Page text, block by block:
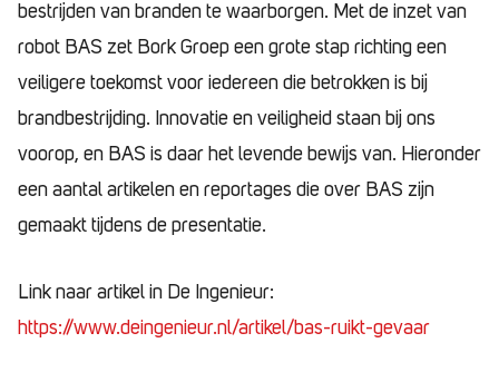
bestrijden van branden te waarborgen. Met de inzet van
robot BAS zet Bork Groep een grote stap richting een
veiligere toekomst voor iedereen die betrokken is bij
brandbestrijding. Innovatie en veiligheid staan bij ons
voorop, en BAS is daar het levende bewijs van. Hieronder
een aantal artikelen en reportages die over BAS zijn
gemaakt tijdens de presentatie.
Link naar artikel in De Ingenieur:
https://www.deingenieur.nl/artikel/bas-ruikt-gevaar